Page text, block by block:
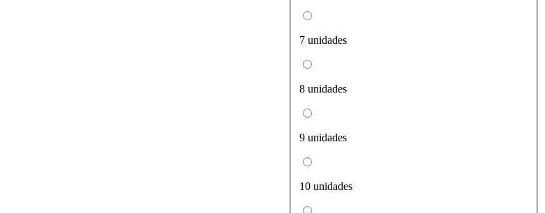
7 unidades
8 unidades
9 unidades
10 unidades